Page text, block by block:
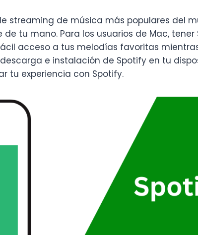
streaming de música más populares del
tu mano. Para los usuarios de Mac,
acceso a tus melodías favoritas
e instalación de Spotify en tu
tu experiencia con Spotify.